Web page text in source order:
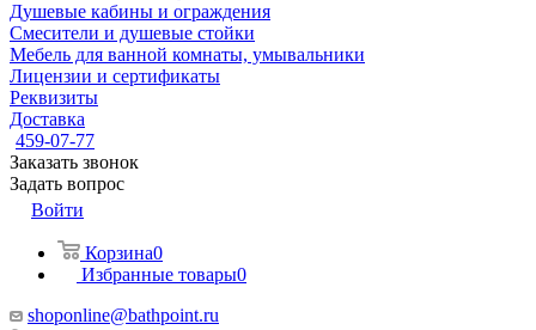
Душевые кабины и ограждения
Смесители и душевые стойки
Мебель для ванной комнаты, умывальники
Лицензии и сертификаты
Реквизиты
Доставка
459-07-77
Заказать звонок
Задать вопрос
Войти
Корзина0
Избранные товары0
shoponline@bathpoint.ru